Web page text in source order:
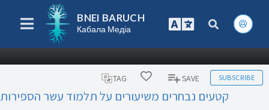
BNEI BARUCH
Кабала Медіа
TAG SAVE SUBSCRIBE
קטעים נבחרים משיעורים על תלמוד עשר הספירות